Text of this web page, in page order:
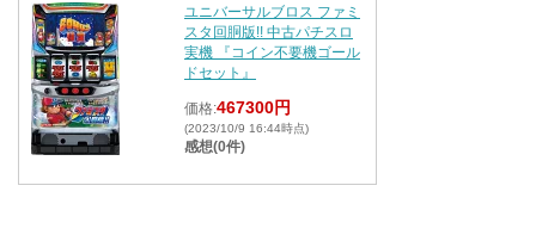
ユニバーサルブロス ファミ
スタ回胴版!! 中古パチスロ
実機 『コイン不要機ゴール
ドセット』
価格:467300円
(2023/10/9 16:44時点)
感想(0件)